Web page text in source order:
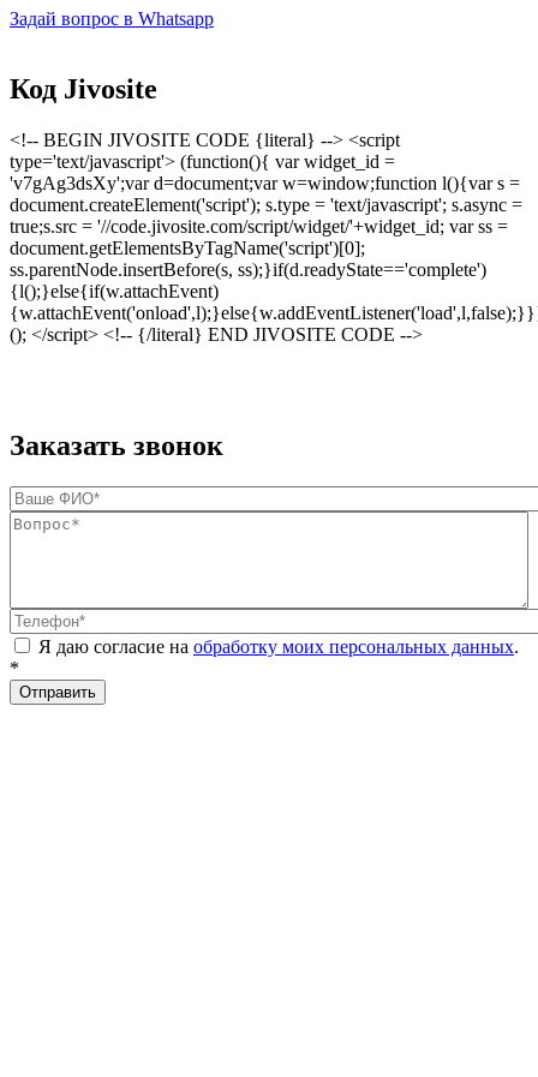
Задай вопрос в Whatsapp
Код Jivosite
<!-- BEGIN JIVOSITE CODE {literal} --> <script
type='text/javascript'> (function(){ var widget_id =
'v7gAg3dsXy';var d=document;var w=window;function l(){var s =
document.createElement('script'); s.type = 'text/javascript'; s.async =
true;s.src = '//code.jivosite.com/script/widget/'+widget_id; var ss =
document.getElementsByTagName('script')[0];
ss.parentNode.insertBefore(s, ss);}if(d.readyState=='complete')
{l();}else{if(w.attachEvent)
(); </script> <!-- {/literal} END JIVOSITE CODE -->
Заказать звонок
Ваше ФИО
Вопрос*
Телефон*
Я даю согласие на обработку моих персональных данных.
*